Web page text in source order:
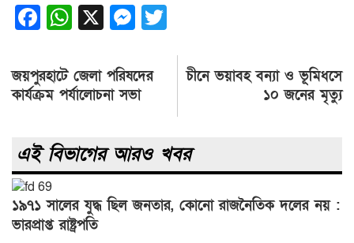
Facebook
WhatsApp
X Messenger
Post
navigation
জয়পুরহাটে জেলা পরিষদের
কার্যক্রম পর্যালোচনা সভা
চীনে ভয়াবহ বন্যা ও ভূমিধসে
১০ জনের মৃত্যু
এই বিভাগের আরও খবর
১৯৭১ সালের যুদ্ধ ছিল জনতার, কোনো রাজনৈতিক দলের নয় :
ভারপ্রাপ্ত রাষ্ট্রপতি